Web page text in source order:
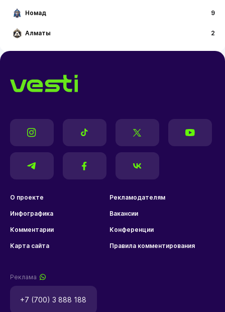
Номад 9
Алматы 2
О проекте Рекламодателям
Инфографика Вакансии
Комментарии Конференции
Карта сайта Правила комментирования
Реклама
+7 (700) 3 888 188